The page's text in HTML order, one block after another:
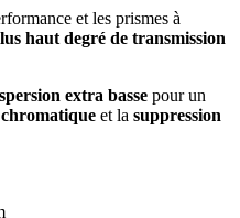
et les prismes à
haut degré de transmission
extra basse pour un
et la suppression